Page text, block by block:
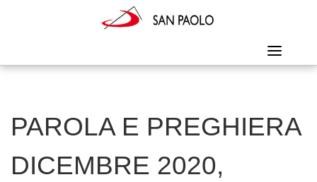
PAROLA E PREGHIERA
DICEMBRE 2020,